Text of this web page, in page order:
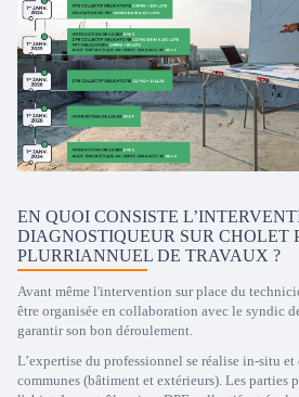
EN QUOI CONSISTE
DIAGNOSTIQUEUR SUR CHOLET
PLURRIANNUEL DE TRAVAUX ?
Avant même l'intervention sur place du
être organisée en collaboration avec le syndic
garantir son bon déroulement.
L’expertise du professionnel se réalise in-situ et
communes (bâtiment et extérieurs). Les parties